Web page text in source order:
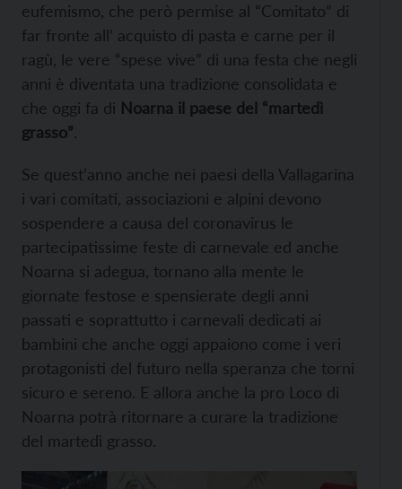
eufemismo, che però permise al “Comitato” di
far fronte all’ acquisto di pasta e carne per il
ragù, le vere “spese vive” di una festa che negli
anni è diventata una tradizione consolidata e
che oggi fa di Noarna il paese del “martedì
grasso”.
Se quest’anno anche nei paesi della Vallagarina
i vari comitati, associazioni e alpini devono
sospendere a causa del coronavirus le
partecipatissime feste di carnevale ed anche
Noarna si adegua, tornano alla mente le
giornate festose e spensierate degli anni
passati e soprattutto i carnevali dedicati ai
bambini che anche oggi appaiono come i veri
protagonisti del futuro nella speranza che torni
sicuro e sereno. E allora anche la pro Loco di
Noarna potrà ritornare a curare la tradizione
del martedì grasso.